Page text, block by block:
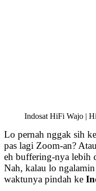
Indosat HiFi Wajo |
Lo pernah nggak sih
pas lagi Zoom-an?
eh buffering-nya lebih
Nah, kalau lo
waktunya pindah ke